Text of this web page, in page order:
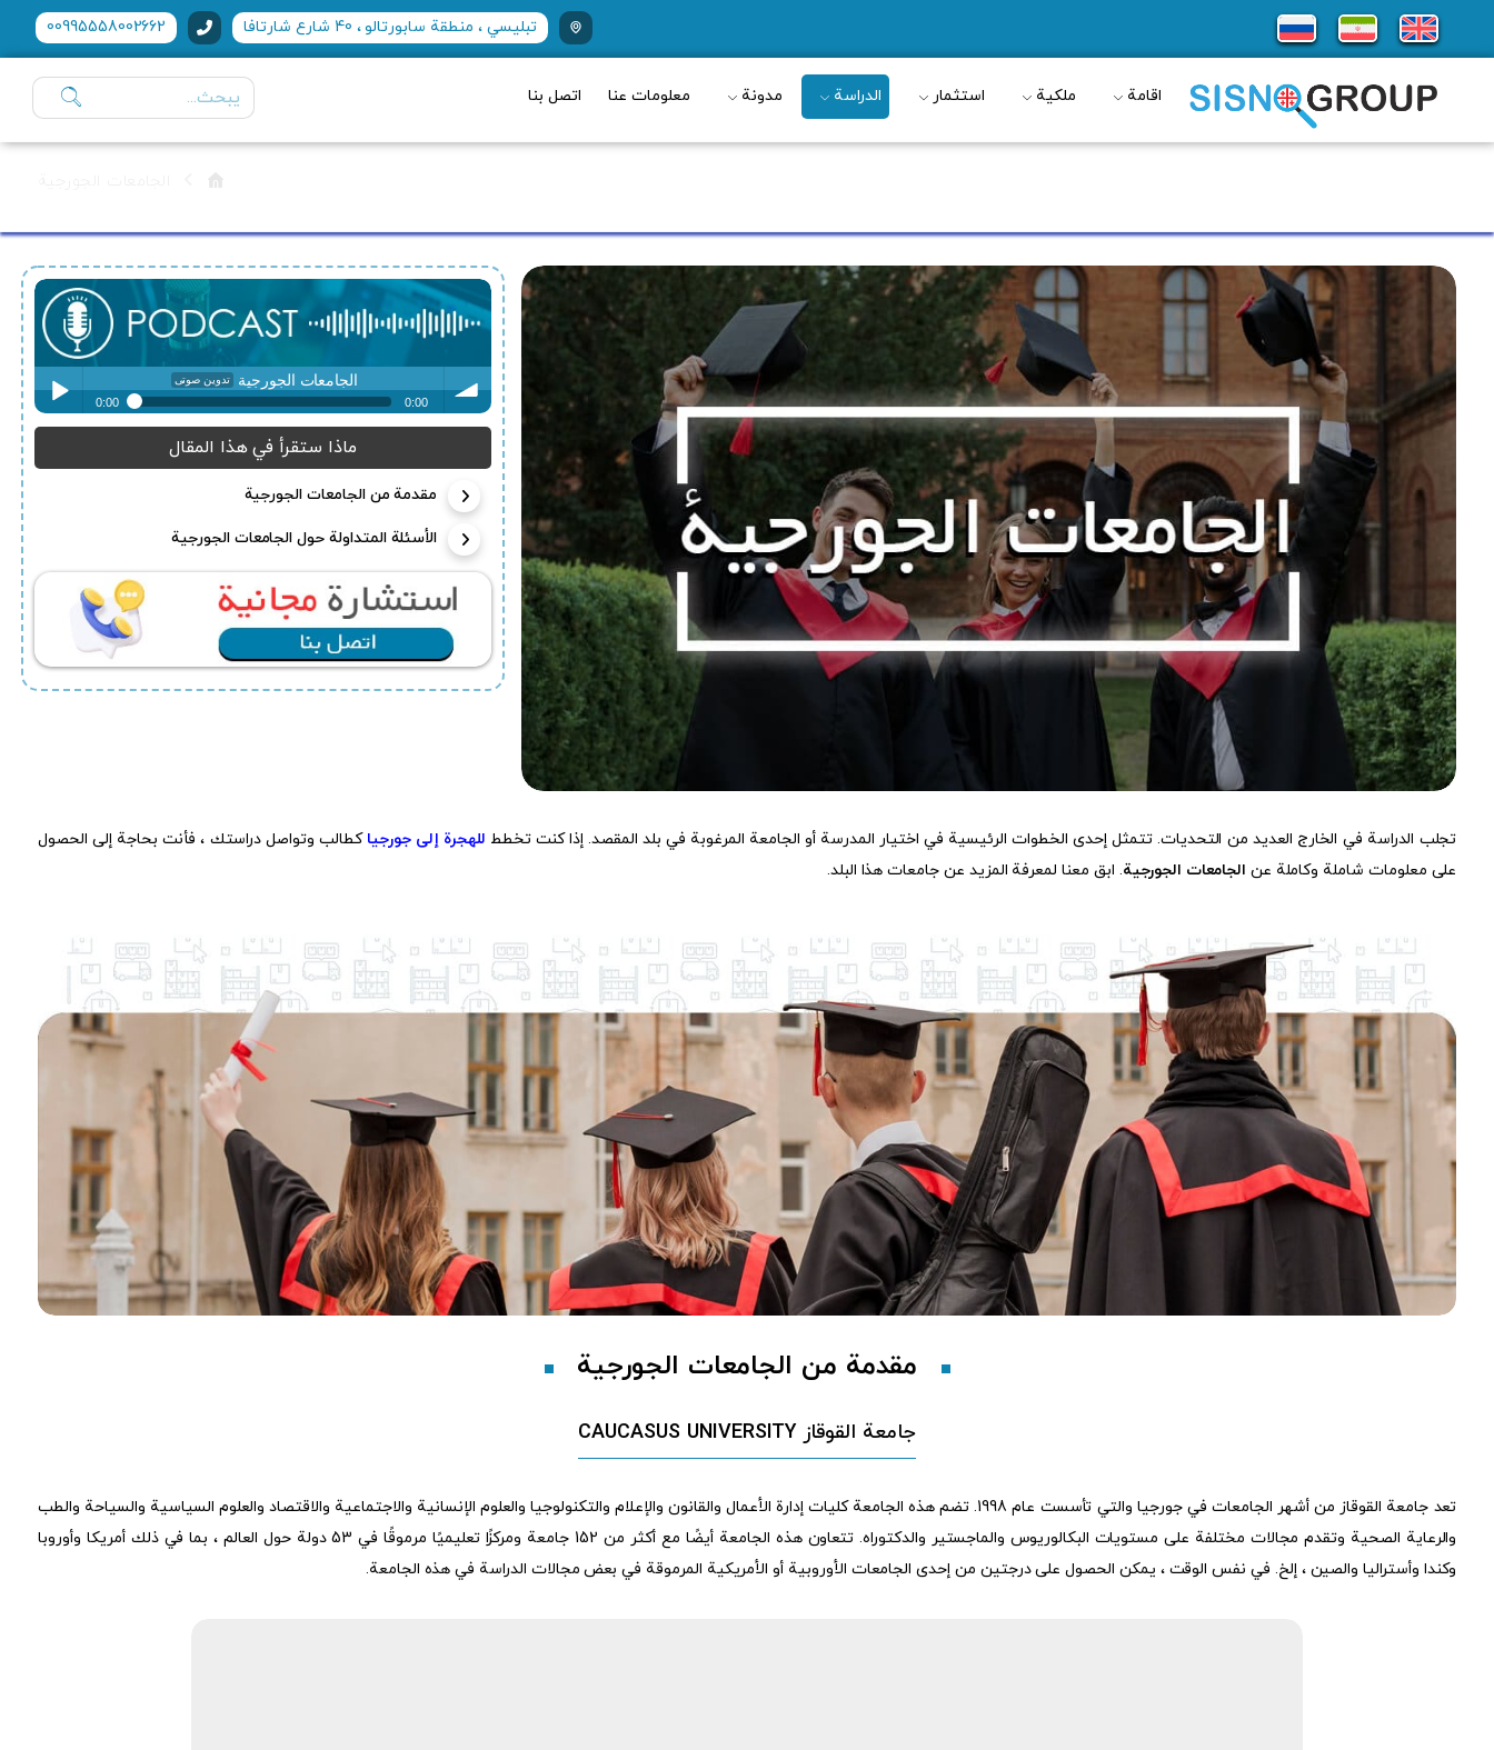
00995558002662 تبليسي ، منطقة سابورتالو ، 40 شارع شارتافا
اقامة ملكية استثمار الدراسة مدونة معلومات عنا اتصل بنا
الجامعات الجورجية تدوین صوتی
0:00 0:00
e
ماذا ستقرأ في هذا المقال
مقدمة من الجامعات الجورجية
الأسئلة المتداولة حول الجامعات الجورجية
تجلب الدراسة في الخارج العديد من التحديات. تتمثل إحدى الخطوات الرئيسية في اختيار المدرسة أو الجامعة المرغوبة في بلد المقصد. إذا كنت تخطط للهجرة إلى جورجيا كطالب وتواصل دراستك ، فأنت بحاجة إلى الحصول
على معلومات شاملة وكاملة عن الجامعات الجورجية. ابق معنا لمعرفة المزيد عن جامعات هذا البلد.
مقدمة من الجامعات الجورجية
جامعة القوقاز CAUCASUS UNIVERSITY
تعد جامعة القوقاز من أشهر الجامعات في جورجيا والتي تأسست عام 1998. تضم هذه الجامعة كليات إدارة الأعمال والقانون والإعلام والتكنولوجيا والعلوم الإنسانية والاجتماعية والاقتصاد والعلوم السياسية والسياحة والطب
والرعاية الصحية وتقدم مجالات مختلفة على مستويات البكالوريوس والماجستير والدكتوراه. تتعاون هذه الجامعة أيضًا مع أكثر من 152 جامعة ومركزًا تعليميًا مرموقًا في 53 دولة حول العالم ، بما في ذلك أمريكا وأوروبا
وكندا وأستراليا والصين ، إلخ. في نفس الوقت ، يمكن الحصول على درجتين من إحدى الجامعات الأوروبية أو الأمريكية المرموقة في بعض مجالات الدراسة في هذه الجامعة.